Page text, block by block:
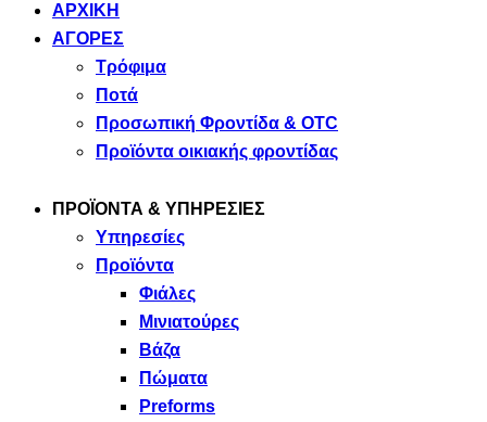
ΑΡΧΙΚΗ
ΑΓΟΡΕΣ
Τρόφιμα
Ποτά
Προσωπική Φροντίδα & OTC
Προϊόντα οικιακής φροντίδας
ΠΡΟΪΟΝΤΑ & ΥΠΗΡΕΣΙΕΣ
Υπηρεσίες
Προϊόντα
Φιάλες
Μινιατούρες
Βάζα
Πώματα
Preforms